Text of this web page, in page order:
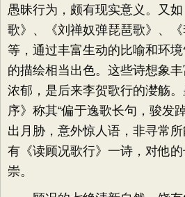
愚昧行为，颇有现实意义。又
歌》、《刘禅奴弹琵琶歌》、《
等，通过丰富生动的比喻和环
的描绘相当出色。这些诗想象
浓郁，是后来李贺歌行的漤觞
序》称其“偏于逸歌长句，骏发
出月胁，意外惊人语，非寻常
有《读顾况歌行》一诗，对他
崇。